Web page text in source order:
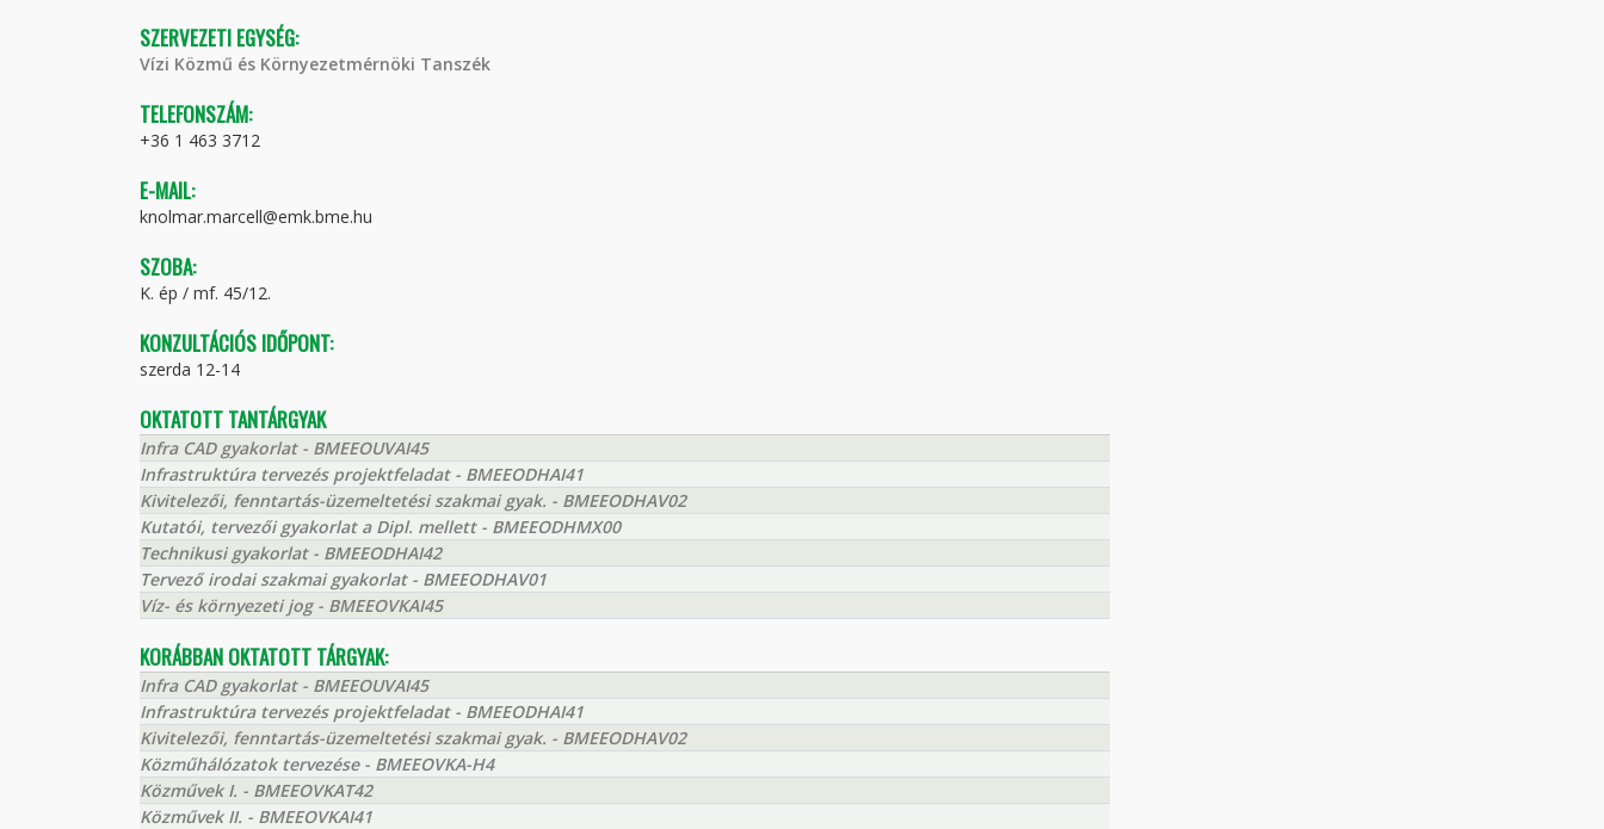
SZERVEZETI EGYSÉG:
Vízi Közmű és Környezetmérnöki Tanszék
TELEFONSZÁM:
+36 1 463 3712
E-MAIL:
knolmar.marcell@emk.bme.hu
SZOBA:
K. ép / mf. 45/12.
KONZULTÁCIÓS IDŐPONT:
szerda 12-14
OKTATOTT TANTÁRGYAK
Infra CAD gyakorlat - BMEEOUVAI45
Infrastruktúra tervezés projektfeladat - BMEEODHAI41
Kivitelezői, fenntartás-üzemeltetési szakmai gyak. - BMEEODHAV02
Kutatói, tervezői gyakorlat a Dipl. mellett - BMEEODHMX00
Technikusi gyakorlat - BMEEODHAI42
Tervező irodai szakmai gyakorlat - BMEEODHAV01
Víz- és környezeti jog - BMEEOVKAI45
KORÁBBAN OKTATOTT TÁRGYAK:
Infra CAD gyakorlat - BMEEOUVAI45
Infrastruktúra tervezés projektfeladat - BMEEODHAI41
Kivitelezői, fenntartás-üzemeltetési szakmai gyak. - BMEEODHAV02
Közműhálózatok tervezése - BMEEOVKA-H4
Közművek I. - BMEEOVKAT42
Közművek II. - BMEEOVKAI41